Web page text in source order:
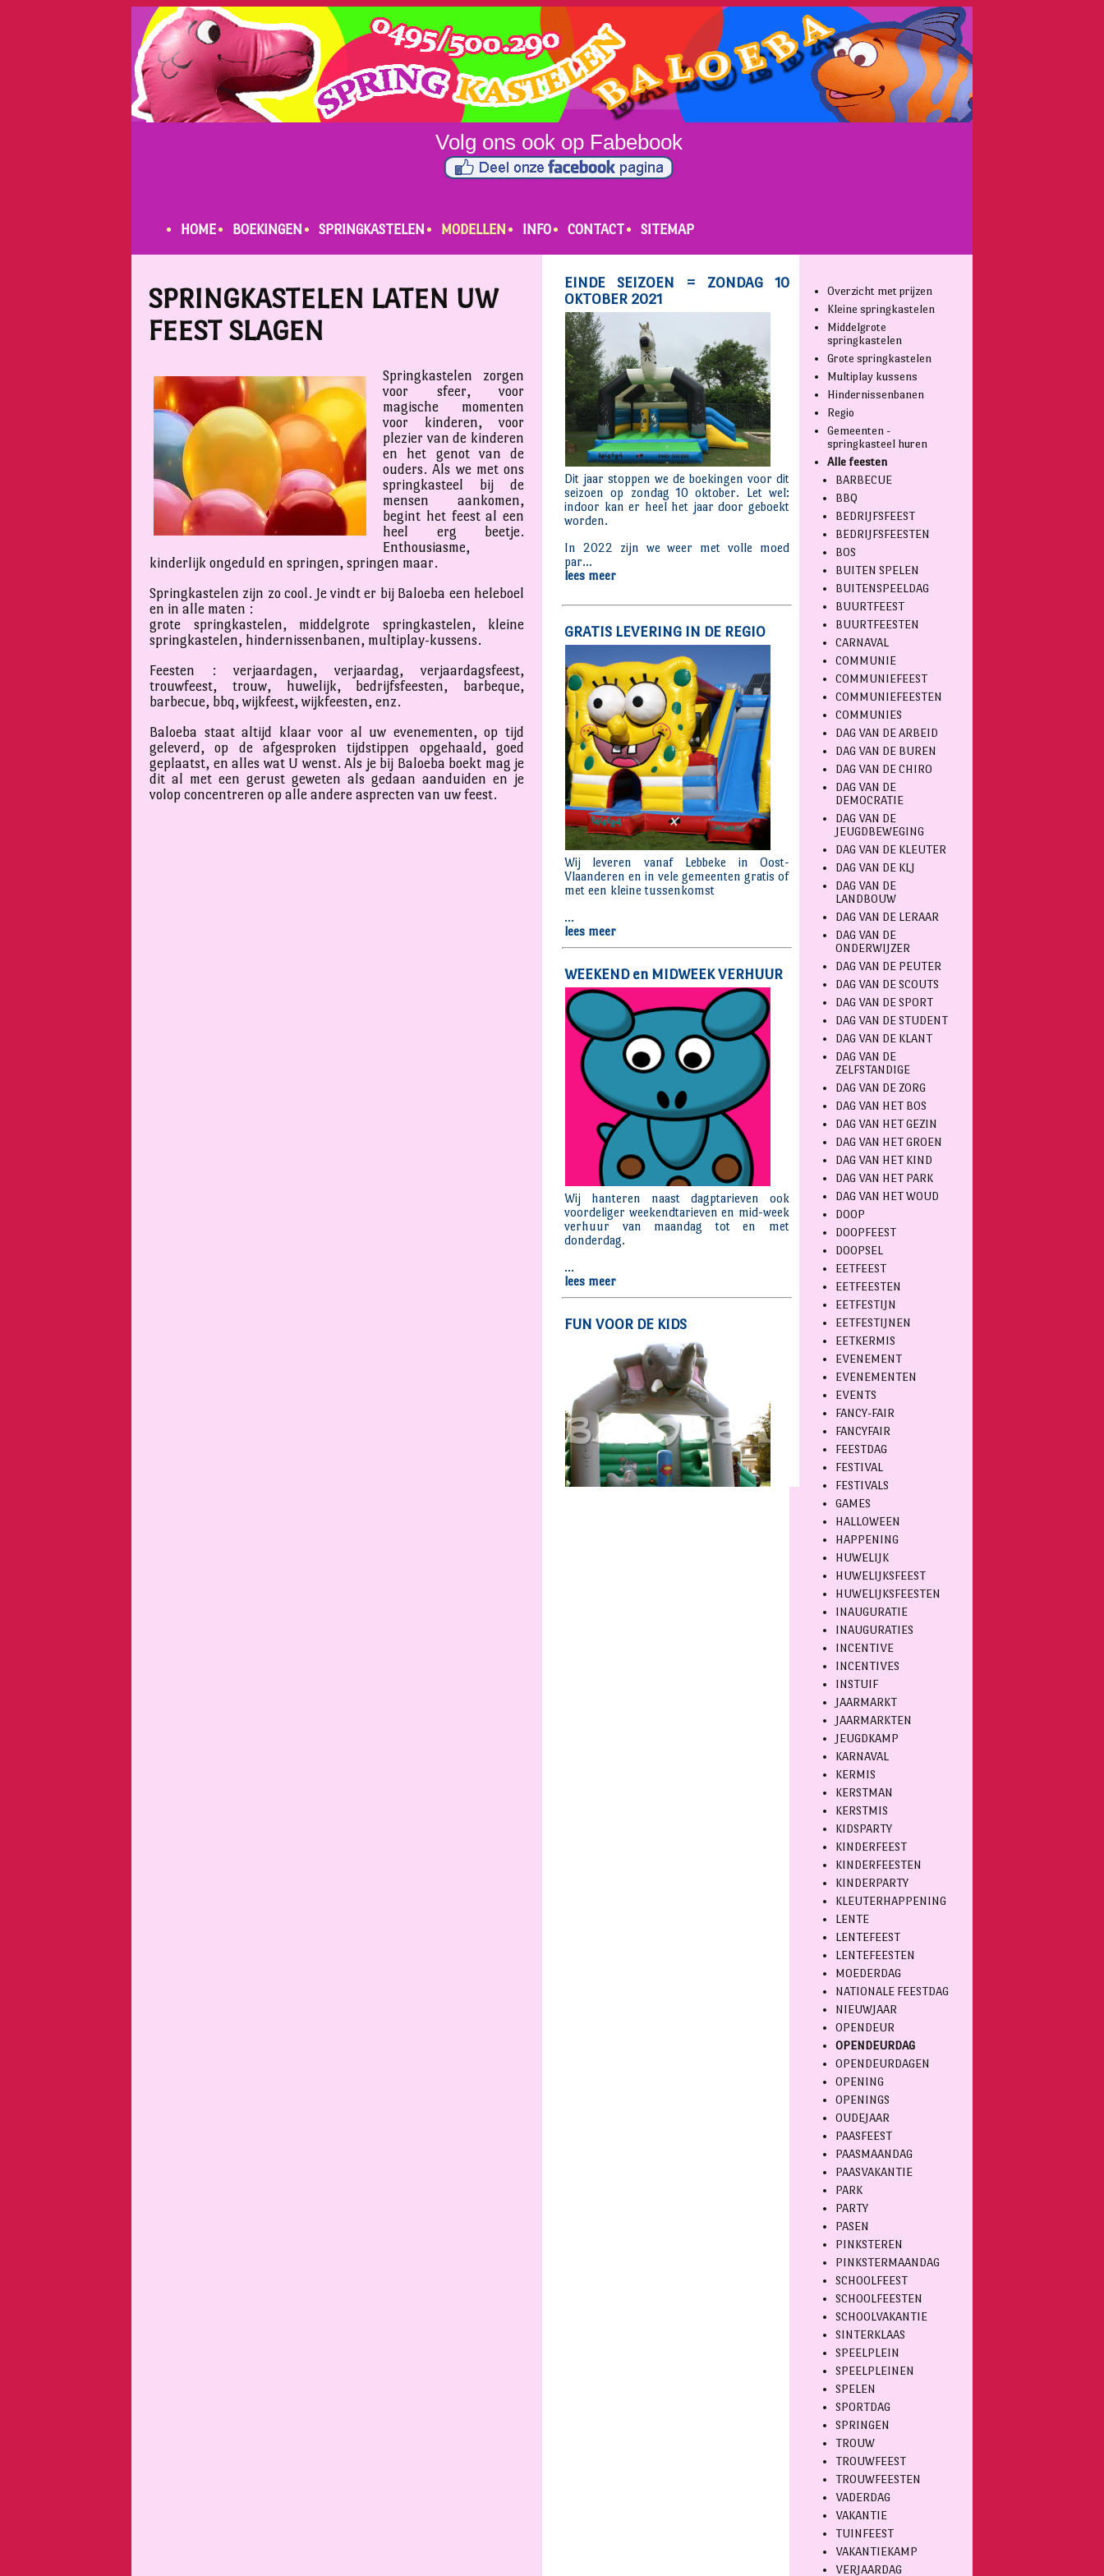
HOME BOEKINGEN SPRINGKASTELEN MODELLEN INFO CONTACT SITEMAP
SPRINGKASTELEN LATEN UW
FEEST SLAGEN
Springkastelen zorgen
voor sfeer, voor
magische momenten
voor kinderen, voor
plezier van de kinderen
en het genot van de
ouders. Als we met ons
springkasteel bij de
mensen aankomen,
begint het feest al een
heel erg beetje.
Enthousiasme,
kinderlijk ongeduld en springen, springen maar.
Springkastelen zijn zo cool. Je vindt er bij Baloeba een heleboel
en in alle maten :
grote springkastelen, middelgrote springkastelen, kleine
springkastelen, hindernissenbanen, multiplay-kussens.
Feesten : verjaardagen, verjaardag, verjaardagsfeest,
trouwfeest, trouw, huwelijk, bedrijfsfeesten, barbeque,
barbecue, bbq, wijkfeest, wijkfeesten, enz.
Baloeba staat altijd klaar voor al uw evenementen, op tijd
geleverd, op de afgesproken tijdstippen opgehaald, goed
geplaatst, en alles wat U wenst. Als je bij Baloeba boekt mag je
dit al met een gerust geweten als gedaan aanduiden en je
volop concentreren op alle andere asprecten van uw feest.
Overzicht met prijzen
Kleine springkastelen
Middelgrote
springkastelen
Grote springkastelen
Multiplay kussens
Hindernissenbanen
Regio
Gemeenten -
springkasteel huren
Alle feesten
BARBECUE
BBQ
BEDRIJFSFEEST
BEDRIJFSFEESTEN
BOS
BUITEN SPELEN
BUITENSPEELDAG
BUURTFEEST
BUURTFEESTEN
CARNAVAL
COMMUNIE
COMMUNIEFEEST
COMMUNIEFEESTEN
COMMUNIES
DAG VAN DE ARBEID
DAG VAN DE BUREN
DAG VAN DE CHIRO
DAG VAN DE
DEMOCRATIE
DAG VAN DE
JEUGDBEWEGING
DAG VAN DE KLEUTER
DAG VAN DE KLJ
DAG VAN DE
LANDBOUW
DAG VAN DE LERAAR
DAG VAN DE
ONDERWIJZER
DAG VAN DE PEUTER
DAG VAN DE SCOUTS
DAG VAN DE SPORT
DAG VAN DE STUDENT
DAG VAN DE KLANT
DAG VAN DE
ZELFSTANDIGE
DAG VAN DE ZORG
DAG VAN HET BOS
DAG VAN HET GEZIN
DAG VAN HET GROEN
DAG VAN HET KIND
DAG VAN HET PARK
DAG VAN HET WOUD
DOOP
DOOPFEEST
DOOPSEL
EETFEEST
EETFEESTEN
EETFESTIJN
EETFESTIJNEN
EETKERMIS
EVENEMENT
EVENEMENTEN
EVENTS
FANCY-FAIR
FANCYFAIR
FEESTDAG
FESTIVAL
FESTIVALS
GAMES
HALLOWEEN
HAPPENING
HUWELIJK
HUWELIJKSFEEST
HUWELIJKSFEESTEN
INAUGURATIE
INAUGURATIES
INCENTIVE
INCENTIVES
INSTUIF
JAARMARKT
JAARMARKTEN
JEUGDKAMP
KARNAVAL
KERMIS
KERSTMAN
KERSTMIS
KIDSPARTY
KINDERFEEST
KINDERFEESTEN
KINDERPARTY
KLEUTERHAPPENING
LENTE
LENTEFEEST
LENTEFEESTEN
MOEDERDAG
NATIONALE FEESTDAG
NIEUWJAAR
OPENDEUR
OPENDEURDAG
OPENDEURDAGEN
OPENING
OPENINGS
OUDEJAAR
PAASFEEST
PAASMAANDAG
PAASVAKANTIE
PARK
PARTY
PASEN
PINKSTEREN
PINKSTERMAANDAG
SCHOOLFEEST
SCHOOLFEESTEN
SCHOOLVAKANTIE
SINTERKLAAS
SPEELPLEIN
SPEELPLEINEN
SPELEN
SPORTDAG
SPRINGEN
TROUW
TROUWFEEST
TROUWFEESTEN
VADERDAG
VAKANTIE
TUINFEEST
VAKANTIEKAMP
VERJAARDAG